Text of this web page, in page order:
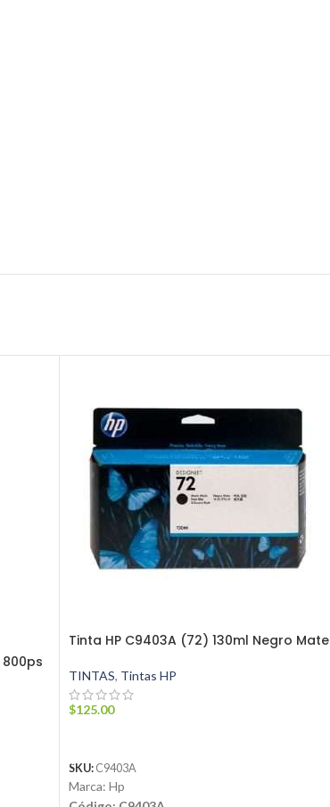
Tinta HP C9403A (72) 130ml Negro Mate
TINTAS, Tintas HP
$125.00
SKU: C9403A
Marca: Hp